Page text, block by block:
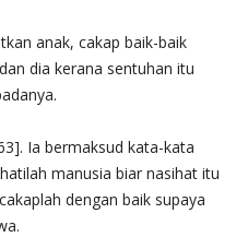
anak, cakap baik-baik
dia kerana sentuhan itu
Ia bermaksud kata-kata
manusia biar nasihat itu
dengan baik supaya